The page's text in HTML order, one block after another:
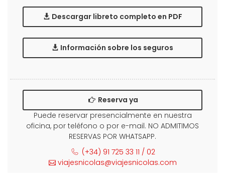
Descargar libreto completo en PDF
Información sobre los seguros
Reserva ya
Puede reservar presencialmente en nuestra
oficina, por teléfono o por e-mail. NO ADMITIMOS
RESERVAS POR WHATSAPP.
(+34) 91 725 33 11 / 02
viajesnicolas@viajesnicolas.com